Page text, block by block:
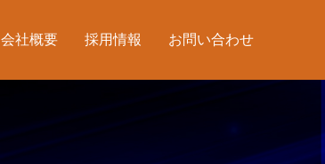
会社概要 採用情報 お問い合わせ